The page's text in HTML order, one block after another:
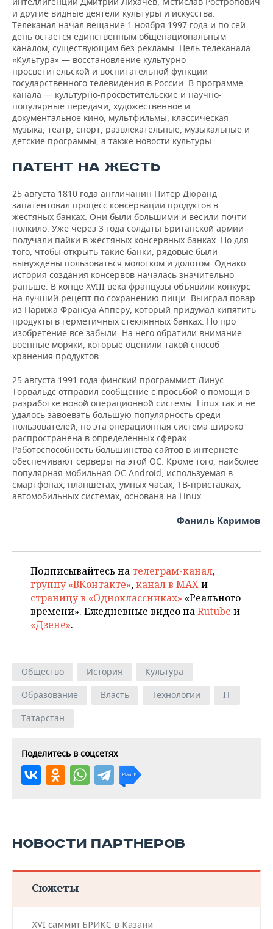
и другие видные деятели культуры и искусства.
Телеканал начал вещание 1 ноября 1997 года и по сей
день остается единственным общенациональным
каналом, существующим без рекламы. Цель телеканала
«Культура» — восстановление культурно-
просветительской и воспитательной функции
государственного телевидения в России. В программе
канала — культурно-просветительские и научно-
популярные передачи, художественное и
документальное кино, мультфильмы, классическая
музыка, театр, спорт, развлекательные, музыкальные и
детские программы, а также новости культуры.
ПАТЕНТ НА ЖЕСТЬ
25 августа 1810 года англичанин Питер Дюранд
запатентовал процесс консервации продуктов в
жестяных банках. Они были большими и весили почти
полкило. Уже через 3 года солдаты Британской армии
получали пайки в жестяных консервных банках. Но для
того, чтобы открыть такие банки, рядовые были
вынуждены пользоваться молотком и долотом. Однако
история создания консервов началась значительно
раньше. В конце XVIII века французы объявили конкурс
на лучший рецепт по сохранению пищи. Выиграл повар
из Парижа Франсуа Апперу, который придумал кипятить
продукты в герметичных стеклянных банках. Но про
изобретение все забыли. На него обратили внимание
военные моряки, которые оценили такой способ
хранения продуктов.
25 августа 1991 года финский программист Линус
Торвальдс отправил сообщение с просьбой о помощи в
разработке новой операционной системы. Linux так и не
удалось завоевать большую популярность среди
пользователей, но эта операционная система широко
распространена в определенных сферах.
Работоспособность большинства сайтов в интернете
обеспечивают серверы на этой ОС. Кроме того, наиболее
популярная мобильная ОС Android, используемая в
смартфонах, планшетах, умных часах, ТВ-приставках,
автомобильных системах, основана на Linux.
Фаниль Каримов
Подписывайтесь на телеграм-канал,
группу «ВКонтакте»,канал в MAXи
страницу в «Одноклассниках» «Реального
времени». Ежедневные видео наRutube и
«Дзене».
Общество История
Культура
Образование
Власть Технологии
IT
Татарстан
Поделитесь в соцсетях
НОВОСТИ ПАРТНЕРОВ
Сюжеты
XVI саммит БРИКС в Казани